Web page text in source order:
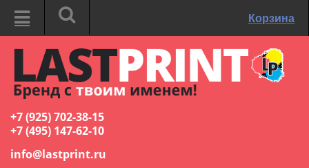
Корзина
+7 (925) 702-38-15
+7 (495) 147-62-10
info@lastprint.ru